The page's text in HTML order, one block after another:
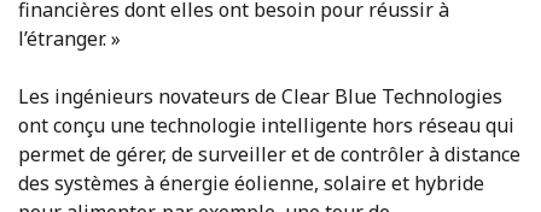
financières dont elles ont besoin pour réussir à
l’étranger. »
Les ingénieurs novateurs de Clear Blue Technologies
ont conçu une technologie intelligente hors réseau qui
permet de gérer, de surveiller et de contrôler à distance
des systèmes à énergie éolienne, solaire et hybride